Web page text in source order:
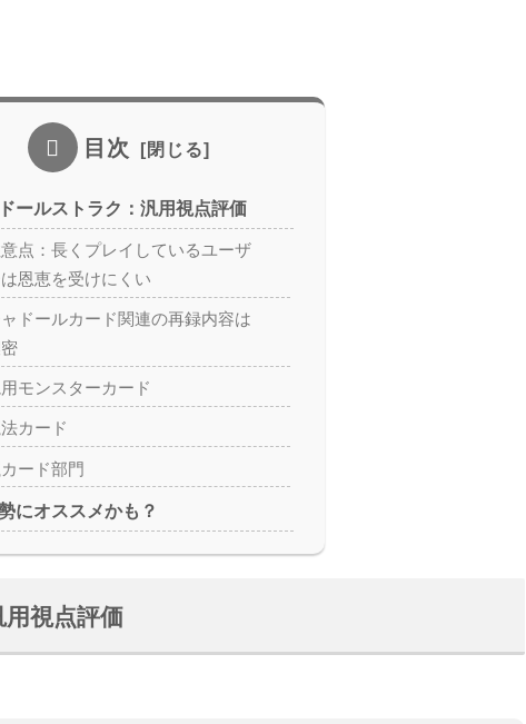
目次
ールストラク：汎用視点評価
点：長くプレイしているユーザ
恩恵を受けにくい
ャドールカード関連の再録内容は
モンスターカード
カード
ード部門
にオススメかも？
視点評価